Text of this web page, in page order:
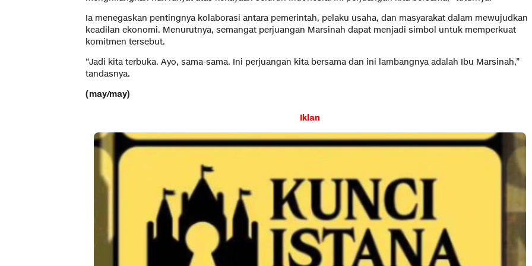
Ia menegaskan pentingnya kolaborasi antara pemerintah, pelaku usaha, dan masyarakat dalam mewujudkan
keadilan ekonomi. Menurutnya, semangat perjuangan Marsinah dapat menjadi simbol untuk memperkuat
komitmen tersebut.
“Jadi kita terbuka. Ayo, sama-sama. Ini perjuangan kita bersama dan ini lambangnya adalah Ibu Marsinah,”
tandasnya.
(may/may)
Iklan